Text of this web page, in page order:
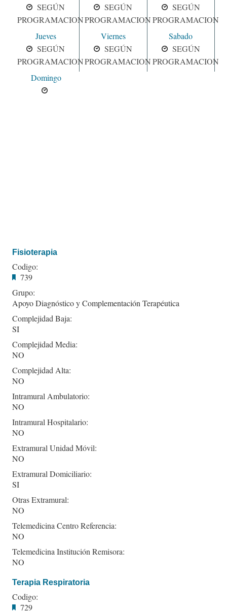
SEGÚN
PROGRAMACION
SEGÚN
PROGRAMACION
SEGÚN
PROGRAMACION
Jueves
SEGÚN
PROGRAMACION
Viernes
SEGÚN
PROGRAMACION
Sabado
SEGÚN
PROGRAMACION
Domingo
Fisioterapia
Codigo:
739
Grupo:
Apoyo Diagnóstico y Complementación Terapéutica
Complejidad Baja:
SI
Complejidad Media:
NO
Complejidad Alta:
NO
Intramural Ambulatorio:
NO
Intramural Hospitalario:
NO
Extramural Unidad Móvil:
NO
Extramural Domiciliario:
SI
Otras Extramural:
NO
Telemedicina Centro Referencia:
NO
Telemedicina Institución Remisora:
NO
Terapia Respiratoria
Codigo:
729